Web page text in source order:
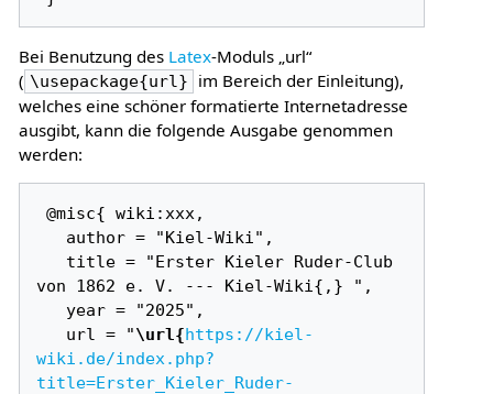
Bei Benutzung des Latex-Moduls „url“
( \usepackage{url}
im Bereich der Einleitung),
welches eine schöner formatierte Internetadresse
ausgibt, kann die folgende Ausgabe genommen
werden:
@misc{ wiki:xxx,
von 1862 e. V. --- Kiel-Wiki{,} ",
   url = "
\url{https://kiel-
wiki.de/index.php?
title=Erster_Kieler_Ruder-